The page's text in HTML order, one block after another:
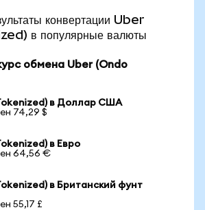
конвертации Uber
в популярные валюты
обмена Uber (Ondo
в Доллар США
74,29 $
в Евро
64,56 €
в Британский фунт
55,17 £